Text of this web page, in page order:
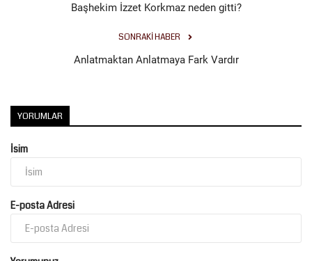
Başhekim İzzet Korkmaz neden gitti?
SONRAKI HABER
Anlatmaktan Anlatmaya Fark Vardır
YORUMLAR
İsim
E-posta Adresi